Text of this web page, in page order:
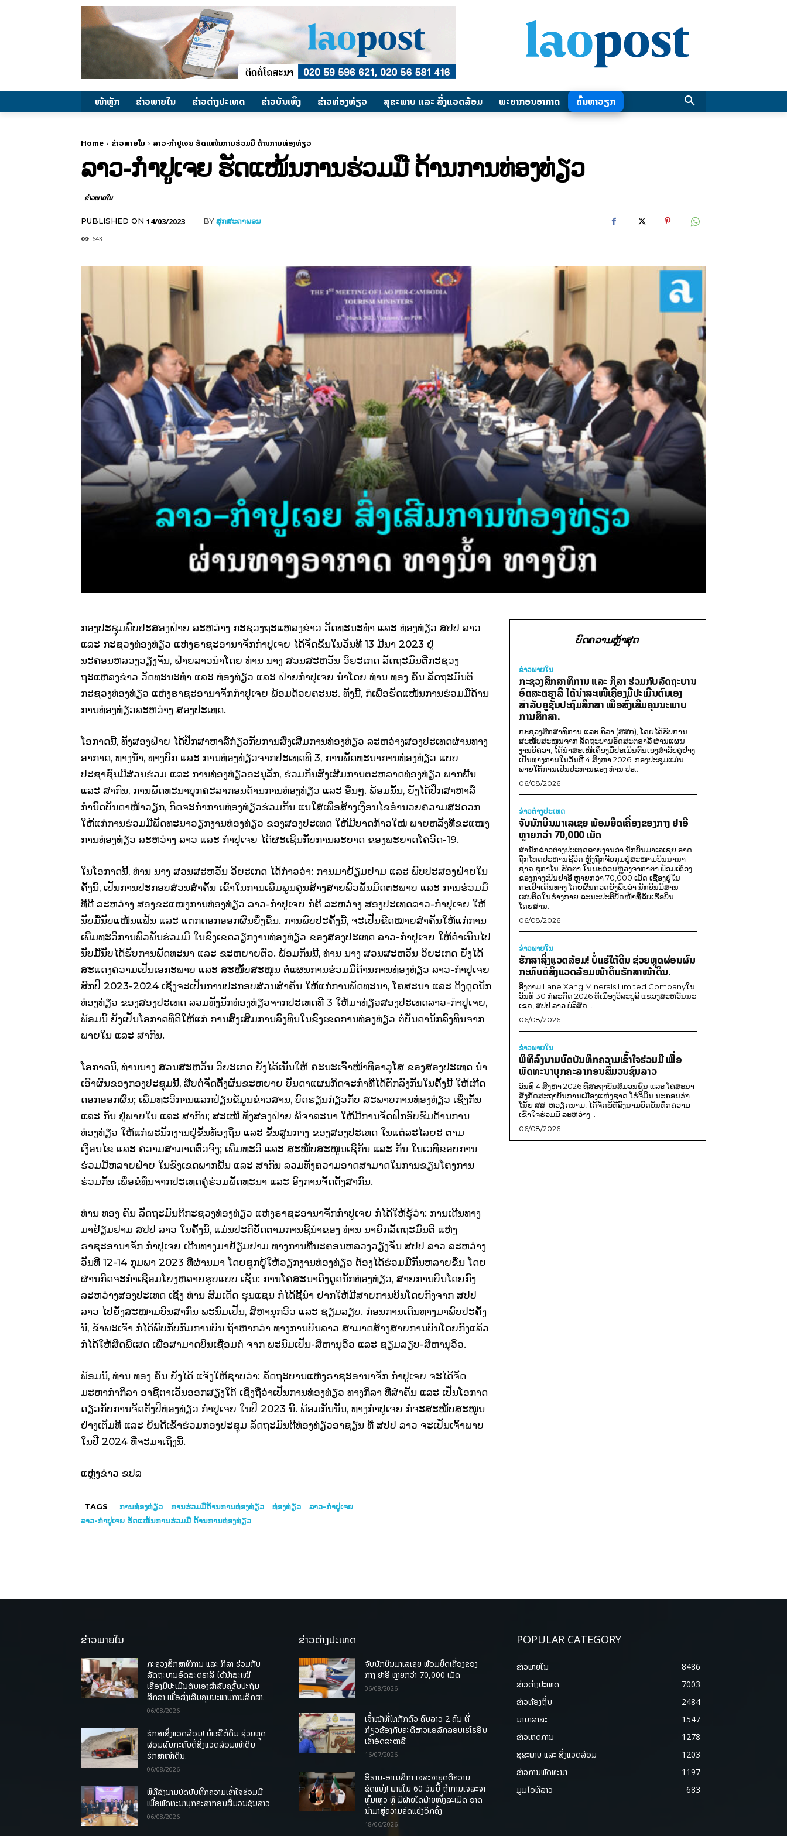
ໜ້າຫຼັກ ຂ່າວພາຍ​ໃນ ຂ່າວຕ່າງປະເທດ ​ຂ່າວບັນເທິງ ​ຂ່າວທ່ອງທ່ຽວ ສຸຂະພາບ ແລະ ສີ່ງແວດລ້ອມ ພະຍາກອນອາກາດ ຄົ້ນຫາວຽກ
Home ຂ່າວພາຍ​ໃນ ລາວ-ກຳປູເຈຍ ຮັດແໜ້ນການຮ່ວມມື ດ້ານການທ່ອງທ່ຽວ
ລາວ-ກຳປູເຈຍ ຮັດແໜ້ນການຮ່ວມມື ດ້ານການທ່ອງທ່ຽວ
ຂ່າວພາຍ​ໃນ
PUBLISHED ON 14/03/2023 BYສຸກສະດາພອນ
643
ກອງປະຊຸມພົບປະສອງຝ່າຍ ລະຫວ່າງ ກະຊວງຖະແຫລງຂ່າວ ວັດທະນະທຳ ແລະ ທ່ອງທ່ຽວ ສປປ ລາວ
ແລະ ກະຊວງທ່ອງທ່ຽວ ແຫ່ງຣາຊະອານາຈັກກຳປູເຈຍ ໄດ້ຈັດຂຶ້ນໃນວັນທີ 13 ມີນາ 2023 ຢູ່
ນະຄອນຫລວງວຽງຈັນ, ຝ່າຍລາວນຳໂດຍ ທ່ານ ນາງ ສວນສະຫວັນ ວິຍະເກດ ລັດຖະມົນຕີກະຊວງ
ຖະແຫລງຂ່າວ ວັດທະນະທຳ ແລະ ທ່ອງທ່ຽວ ແລະ ຝ່າຍກຳປູເຈຍ ນຳໂດຍ ທ່ານ ທອງ ຄົນ ລັດຖະມົນຕີ
ກະຊວງທ່ອງທ່ຽວ ແຫ່ງຣາຊະອານາຈັກກຳປູເຈຍ ພ້ອມດ້ວຍຄະນະ. ທັງນີ້, ກໍເພື່ອຮັດແໜ້ນການຮ່ວມມືດ້ານ
ການທ່ອງທ່ຽວລະຫວ່າງ ສອງປະເທດ.
ໂອກາດນີ້, ທັງສອງຝ່າຍ ໄດ້ປຶກສາຫາລືກ່ຽວກັບການສົ່ງເສີມການທ່ອງທ່ຽວ ລະຫວ່າງສອງປະເທດຜ່ານທາງ
ອາກາດ, ທາງນໍ້າ, ທາງບົກ ແລະ ການທ່ອງທ່ຽວຈາກປະເທດທີ 3, ການພັດທະນາການທ່ອງທ່ຽວ ແບບ
ປະຊາຊົນມີສ່ວນຮ່ວມ ແລະ ການທ່ອງທ່ຽວອະນຸລັກ, ຮ່ວມກັນສົ່ງເສີມການຕະຫລາດທ່ອງທ່ຽວ ພາກພື້ນ
ແລະ ສາກົນ, ການພັດທະນາບຸກຄະລາກອນດ້ານການທ່ອງທ່ຽວ ແລະ ອື່ນໆ. ພ້ອມນັ້ນ, ຍັງໄດ້ປຶກສາຫາລື
ກຳນົດບັນດາໜ້າວຽກ, ກິດຈະກຳການທ່ອງທ່ຽວຮ່ວມກັນ ແນໃສ່ເພື່ອສ້າງເງື່ອນໄຂອຳນວຍຄວາມສະດວກ
ໃຫ້ແກ່ການຮ່ວມມືພັດທະນາວຽກງານທ່ອງທ່ຽວ ຂອງສອງປະເທດ ໃຫ້ມີບາດກ້າວໃໝ່ ພາຍຫລັງທີ່ຂະແໜງ
ການທ່ອງທ່ຽວ ລະຫວ່າງ ລາວ ແລະ ກຳປູເຈຍ ໄດ້ຜະເຊີນກັບການລະບາດ ຂອງພະຍາດໂຄວິດ-19.
ໃນໂອກາດນີ້, ທ່ານ ນາງ ສວນສະຫວັນ ວິຍະເກດ ໄດ້ກ່າວວ່າ: ການມາຢ້ຽມຢາມ ແລະ ພົບປະສອງຝ່າຍໃນ
ຄັ້ງນີ້, ເປັນການປະກອບສ່ວນສຳຄັນ ເຂົ້າໃນການເພີ່ມພູນຄູນສ້າງສາຍພົວພັນມິດຕະພາບ ແລະ ການຮ່ວມມື
ທີ່ດີ ລະຫວ່າງ ສອງຂະແໜງການທ່ອງທ່ຽວ ລາວ-ກຳປູເຈຍ ກໍຄື ລະຫວ່າງ ສອງປະເທດລາວ-ກຳປູເຈຍ ໃຫ້
ນັບມື້ນັບແໜ້ນແຟ້ນ ແລະ ແຕກດອກອອກຜົນຍິ່ງຂຶ້ນ. ການພົບປະຄັ້ງນີ້, ຈະເປັນຂີດໝາຍສຳຄັນໃຫ້ແກ່ການ
ເພີ່ມທະວີການພົວພັນຮ່ວມມື ໃນຂົງເຂດວຽກງານທ່ອງທ່ຽວ ຂອງສອງປະເທດ ລາວ-ກຳປູເຈຍ ໃຫ້ດຳເນີນໄປ
ນັບມື້ນັບໄດ້ຮັບການພັດທະນາ ແລະ ຂະຫຍາຍຕົວ. ພ້ອມກັນນີ້, ທ່ານ ນາງ ສວນສະຫວັນ ວິຍະເກດ ຍັງໄດ້
ສະແດງຄວາມເປັນເອກະພາບ ແລະ ສະໜັບສະໜູນ ຕໍ່ແຜນການຮ່ວມມືດ້ານການທ່ອງທ່ຽວ ລາວ-ກຳປູເຈຍ
ສົກປີ 2023-2024 ເຊິ່ງຈະເປັນການປະກອບສ່ວນສຳຄັນ ໃຫ້ແກ່ການພັດທະນາ, ໂຄສະນາ ແລະ ດຶງດູດນັກ
ທ່ອງທ່ຽວ ຂອງສອງປະເທດ ລວມທັງນັກທ່ອງທ່ຽວຈາກປະເທດທີ 3 ໃຫ້ມາທ່ຽວສອງປະເທດລາວ-ກຳປູເຈຍ,
ພ້ອມນີ້ ຍັງເປັນໂອກາດທີ່ດີໃຫ້ແກ່ ການສົ່ງເສີມການລົງທຶນໃນຂົງເຂດການທ່ອງທ່ຽວ ຕໍ່ບັນດານັກລົງທຶນຈາກ
ພາຍໃນ ແລະ ສາກົນ.
ໂອກາດນີ້, ທ່ານນາງ ສວນສະຫວັນ ວິຍະເກດ ຍັງໄດ້ເນັ້ນໃຫ້ ຄະນະເຈົ້າໜ້າທີ່ອາວຸໂສ ຂອງສອງປະເທດ ນຳ
ເອົາຜົນຂອງກອງປະຊຸມນີ້, ສືບຕໍ່ຈັດຕັ້ງຜັນຂະຫຍາຍ ບັນດາແຜນກິດຈະກຳທີ່ໄດ້ຕົກລົງກັນໃນຄັ້ງນີ້ ໃຫ້ເກີດ
ດອກອອກຜົນ; ເພີ່ມທະວີການແລກປ່ຽນຂໍ້ມູນຂ່າວສານ, ບົດຮຽນກ່ຽວກັບ ສະພາບການທ່ອງທ່ຽວ ເຊິ່ງກັນ
ແລະ ກັນ ຢູ່ພາຍໃນ ແລະ ສາກົນ; ສະເໜີ ທັງສອງຝ່າຍ ພິຈາລະນາ ໃຫ້ມີການຈັດຝຶກອົບຮົມດ້ານການ
ທ່ອງທ່ຽວ ໃຫ້ແກ່ພະນັກງານຢູ່ຂັ້ນທ້ອງຖິ່ນ ແລະ ຂັ້ນສູນກາງ ຂອງສອງປະເທດ ໃນແຕ່ລະໄລຍະ ຕາມ
ເງື່ອນໄຂ ແລະ ຄວາມສາມາດຕົວຈິງ; ເພີ່ມທະວີ ແລະ ສະໜັບສະໜູນເຊິ່ກັນ ແລະ ກັນ ໃນເວທີຂອບການ
ຮ່ວມມືຫລາຍຝ່າຍ ໃນຂົງເຂດພາກພື້ນ ແລະ ສາກົນ ລວມທັງຄວາມອາດສາມາດໃນການຂຽນໂຄງການ
ຮ່ວມກັນ ເພື່ອຂໍທຶນຈາກປະເທດຄູ່ຮ່ວມພັດທະນາ ແລະ ອົງການຈັດຕັ້ງສາກົນ.
ທ່ານ ທອງ ຄົນ ລັດຖະມົນຕີກະຊວງທ່ອງທ່ຽວ ແຫ່ງຣາຊະອານາຈັກກຳປູເຈຍ ກໍໄດ້ໃຫ້ຮູ້ວ່າ: ການເດີນທາງ
ມາຢ້ຽມຢາມ ສປປ ລາວ ໃນຄັ້ງນີ້, ແມ່ນປະຕິບັດຕາມການຊີ້ນຳຂອງ ທ່ານ ນາຍົກລັດຖະມົນຕີ ແຫ່ງ
ຣາຊະອານາຈັກ ກຳປູເຈຍ ເດີນທາງມາຢ້ຽມຢາມ ທາງການທີ່ນະຄອນຫລວງວຽງຈັນ ສປປ ລາວ ລະຫວ່າງ
ວັນທີ 12-14 ກຸມພາ 2023 ທີ່ຜ່ານມາ ໂດຍຊຸກຍູ້ໃຫ້ວຽກງານທ່ອງທ່ຽວ ຕ້ອງໄດ້ຮ່ວມມືກັນຫລາຍຂຶ້ນ ໂດຍ
ຜ່ານກິດຈະກຳເຊື່ອມໂຍງຫລາຍຮູບແບບ ເຊັ່ນ: ການໂຄສະນາດຶງດູດນັກທ່ອງທ່ຽວ, ສາຍການບິນໂດຍກົງ
ລະຫວ່າງສອງປະເທດ ເຊິ່ງ ທ່ານ ສົມເດັດ ຮຸນແຊນ ກໍໄດ້ຊີ້ນຳ ຢາກໃຫ້ມີສາຍການບິນໂດຍກົງຈາກ ສປປ
ລາວ ໄປຍັງສະໜາມບິນສາກົນ ພະນົມເປັນ, ສີຫານຸກວິວ ແລະ ຊຽມລຽບ. ກ່ອນການເດີນທາງມາພົບປະຄັ້ງ
ນີ້, ຂ້າພະເຈົ້າ ກໍໄດ້ພົບກັບກົມການບິນ ຖ້າຫາກວ່າ ທາງການບິນລາວ ສາມາດສ້າງສາຍການບິນໂດຍກົງແລ້ວ
ກໍໄດ້ໃຫ້ສິດພິເສດ ເພື່ອສາມາດບິນເຊື່ອມຕໍ່ ຈາກ ພະນົມເປັນ-ສິຫານຸວິວ ແລະ ຊຽມລຽບ-ສິຫານຸວິວ.
ພ້ອມນີ້, ທ່ານ ທອງ ຄົນ ຍັງໄດ້ ແຈ້ງໃຫ້ຊາບວ່າ: ລັດຖະບານແຫ່ງຣາຊະອານາຈັກ ກຳປູເຈຍ ຈະໄດ້ຈັດ
ມະຫາກຳກິລາ ອາຊີຕາເວັນອອກສຽງໃຕ້ ເຊິ່ງຖືວ່າເປັນການທ່ອງທ່ຽວ ທາງກິລາ ທີ່ສຳຄັນ ແລະ ເປັນໂອກາດ
ດຽວກັບການຈັດຕັ້ງປີທ່ອງທ່ຽວ ກຳປູເຈຍ ໃນປີ 2023 ນີ້. ພ້ອມກັນນັ້ນ, ທາງກຳປູເຈຍ ກໍຈະສະໜັບສະໜູນ
ຢ່າງເຕັມທີ ແລະ ຍິນດີເຂົ້າຮ່ວມກອງປະຊຸມ ລັດຖະມົນຕີທ່ອງທ່ຽວອາຊຽນ ທີ່ ສປປ ລາວ ຈະເປັນເຈົ້າພາບ
ໃນປີ 2024 ທີ່ຈະມາເຖິງນີ້.
ແຫຼ່ງຂ່າວ ຂປລ
TAGS ການທ່ອງທ່ຽວ ການຮ່ວມມືດ້ານການທ່ອງທ່ຽວ ທ່ອງທ່ຽວ
ລາວ-ກຳປູເຈຍ
ລາວ-ກຳປູເຈຍ ຮັດແໜ້ນການຮ່ວມມື ດ້ານການທ່ອງທ່ຽວ
ບົດຄວາມຫຼ້າສຸດ
ຂ່າວພາຍ​ໃນ
ກະຊວງສຶກສາທິການ ແລະ ກິລາ ຮ່ວມກັບລັດຖະບານ
ອົດສະຕຣາລີ ໄດ້ນຳສະເໜີເຄື່ອງມືປະເມີນຕົນເອງ
ສຳລັບຄູຊັ້ນປະຖົມສຶກສາ ເພື່ອສົ່ງເສີມຄຸນນະພາບ
ການສຶກສາ.
ກະຊວງສຶກສາທິການ ແລະ ກິລາ (ສສກ), ໂດຍໄດ້ຮັບການ
ສະໜັບສະໜູນຈາກ ລັດຖະບານອົດສະຕຣາລີ ຜ່ານແຜນ
ງານບີຄວາ, ໄດ້ນຳສະເໜີເຄື່ອງມືປະເມີນຕົນເອງສຳລັບຄູຢ່າງ
ເປັນທາງການໃນວັນທີ 4 ສິງຫາ 2026. ກອງປະຊຸມແມ່ນ
ພາຍໃຕ້ການເປັນປະທານຂອງ ທ່ານ ປອ...
06/08/2026
ຂ່າວຕ່າງປະເທດ
ຈັບນັກບິນມາເລເຊຍ ພ້ອມຍຶດເຄື່ອງຂອງກາງ ຢາອີ
ຫຼາຍກວ່າ 70,000 ເມັດ
ສຳນັກຂ່າວຕ່າງປະເທດລາຍງານວ່າ ນັກບິນມາເລເຊຍ ອາດ
ຖືກໂທດປະຫານຊີວິດ ຫຼັງຖືກຈັບກຸມຢູ່ສະໜາມບິນນານາ
ຊາດ ຊູກາໂນ-ຮັດຕາ ໃນນະຄອນຫຼວງຈາກາຕາ ພ້ອມເຄື່ອງ
ຂອງກາງເປັນຢາອີ ຫຼາຍກວ່າ 70,000 ເມັດ ເຊື່ອງຢູ່ໃນ
ກະເປົາເດີນທາງ ໂດຍຜົນກວດຍັງພົບວ່າ ນັກບິນມີສານ
ເສບຕິດໃນຮ່າງກາຍ ຂະນະປະຕິບັດໜ້າທີ່ຂັບເຮືອບິນ
ໂດຍສານ...
06/08/2026
ຂ່າວພາຍ​ໃນ
ຮັກສາສິ່ງແວດລ້ອມ! ບໍ່ແຮ່ໃຕ້ດິນ ຊ່ວຍຫຼຸດຜ່ອນຜົນ
ກະທົບຕໍ່ສິ່ງແວດລ້ອມໜ້າດິນຮັກສາໜ້າດິນ.
ອີງຕາມ Lane Xang Minerals Limited Companyໃນ
ວັນທີ 30 ກໍລະກົດ 2026 ທີ່ເມືອງວິລະບູລີ ແຂວງສະຫວັນນະ
ເຂດ, ສປປ ລາວ ບໍລິສັດ...
06/08/2026
ຂ່າວພາຍ​ໃນ
ພິທີລົງນາມບົດບັນທຶກຄວາມເຂົ້າໃຈຮ່ວມມື ເພື່ອ
ພັດທະນາບຸກຄະລາກອນສື່ມວນຊົນລາວ
ວັນທີ 4 ສິງຫາ 2026 ທີ່ສະຖາບັນສື່ມວນຊົນ ແລະ ໂຄສະນາ
ສັງກັດສະຖາບັນການເມືອງແຫ່ງຊາດ ໂຮ່ຈິມິນ ນະຄອນຮ່າ
ໂນ້ຍ ສສ. ຫວຽດນາມ, ໄດ້ຈັດພິທີລົງນາມບົດບັນທຶກຄວາມ
ເຂົ້າໃຈຮ່ວມມື ລະຫວ່າງ...
06/08/2026
ຂ່າວພາຍໃນ
ກະຊວງສຶກສາທິການ ແລະ ກິລາ ຮ່ວມກັບ
ລັດຖະບານອົດສະຕຣາລີ ໄດ້ນຳສະເໜີ
ເຄື່ອງມືປະເມີນຕົນເອງສຳລັບຄູຊັ້ນປະຖົມ
ສຶກສາ ເພື່ອສົ່ງເສີມຄຸນນະພາບການສຶກສາ.
06/08/2026
ຮັກສາສິ່ງແວດລ້ອມ! ບໍ່ແຮ່ໃຕ້ດິນ ຊ່ວຍຫຼຸດ
ຜ່ອນຜົນກະທົບຕໍ່ສິ່ງແວດລ້ອມໜ້າດິນ
ຮັກສາໜ້າດິນ.
06/08/2026
ພິທີລົງນາມບົດບັນທຶກຄວາມເຂົ້າໃຈຮ່ວມມື
ເພື່ອພັດທະນາບຸກຄະລາກອນສື່ມວນຊົນລາວ
06/08/2026
ຂ່າວຕ່າງປະເທດ
ຈັບນັກບິນມາເລເຊຍ ພ້ອມຍຶດເຄື່ອງຂອງ
ກາງ ຢາອີ ຫຼາຍກວ່າ 70,000 ເມັດ
06/08/2026
ເຈົ້າໜ້າທີ່ໄທກັກຕົວ ຄົນລາວ 2 ຄົນ ທີ່
ກ່ຽວຂ້ອງກັບຄະດີສາວແອລັກລອບເຮໂຣອີນ
ເຂົ້າອົດສະຕາລີ
16/07/2026
ອີຣານ-ອາເມລິກາ ເຈລະຈາຍຸດຕິຄວາມ
ຂັດແຍ່ງ! ພາຍໃນ 60 ວັນນີ້ ຖ້າການເຈລະຈາ
ຫຼົ້ມເຫຼວ ຫຼື ມີຝ່າຍໃດຝ່າຍໜຶ່ງລະເມີດ ອາດ
ນໍາມາສູ່ຄວາມຂັດແຍ້ງອີກຄັ້ງ
18/06/2026
POPULAR CATEGORY
ຂ່າວພາຍ​ໃນ
8486
ຂ່າວຕ່າງປະເທດ
7003
ຂ່າວທ້ອງຖິ່ນ
2484
ນານາສາລະ
1547
ຂ່າວເຫດການ
1278
ສຸຂະພາບ ແລະ ສີ່ງແວດລ້ອມ
1203
ຂ່າວການພັດທະນາ
1197
ມູມໄອທີລາວ
683